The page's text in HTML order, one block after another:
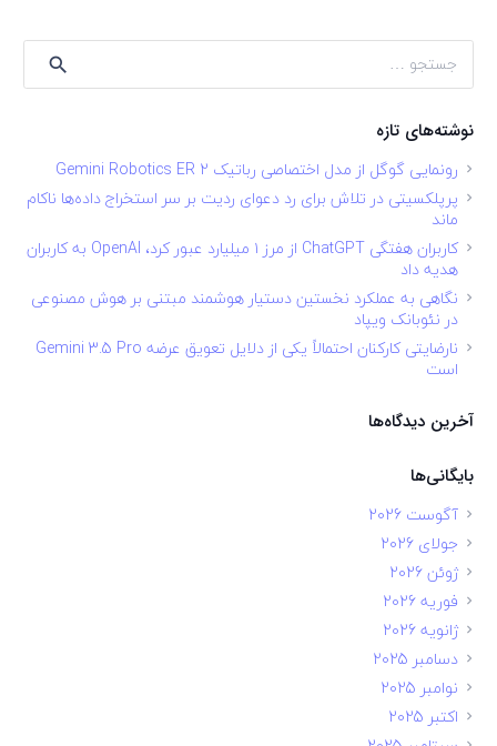
جستجو
برای:
نوشته‌های تازه
رونمایی گوگل از مدل اختصاصی رباتیک Gemini Robotics ER 2
پرپلکسیتی در تلاش برای رد دعوای ردیت بر سر استخراج داده‌ها ناکام
ماند
کاربران هفتگی ChatGPT از مرز ۱ میلیارد عبور کرد، OpenAI به کاربران
هدیه داد
نگاهی به عملکرد نخستین دستیار هوشمند مبتنی بر هوش مصنوعی
در نئوبانک ویپاد
نارضایتی کارکنان احتمالاً یکی از دلایل تعویق عرضه Gemini 3.5 Pro
است
آخرین دیدگاه‌ها
بایگانی‌ها
آگوست 2026
جولای 2026
ژوئن 2026
فوریه 2026
ژانویه 2026
دسامبر 2025
نوامبر 2025
اکتبر 2025